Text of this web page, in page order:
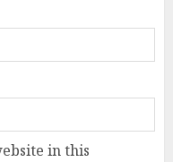
in this